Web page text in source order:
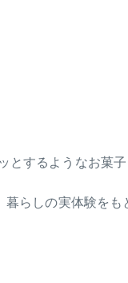
するようなお菓
らしの実体験を